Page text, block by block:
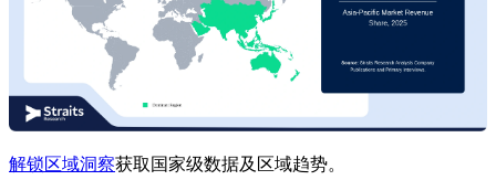
解锁区域洞察获取国家级数据及区域趋势。